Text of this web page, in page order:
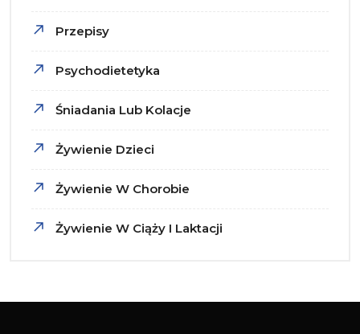
Przepisy
Psychodietetyka
Śniadania Lub Kolacje
Żywienie Dzieci
Żywienie W Chorobie
Żywienie W Ciąży I Laktacji